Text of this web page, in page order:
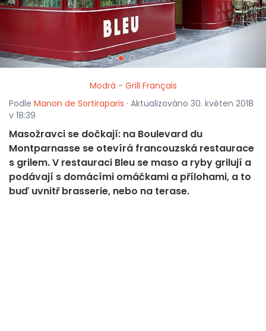
Modrá - Grill Français
Podle Manon de Sortiraparis · Aktualizováno 30. květen 2018
v 18:39
Masožravci se dočkají: na Boulevard du
Montparnasse se otevírá francouzská restaurace
s grilem. V restauraci Bleu se maso a ryby grilují a
podávají s domácími omáčkami a přílohami, a to
buď uvnitř brasserie, nebo na terase.